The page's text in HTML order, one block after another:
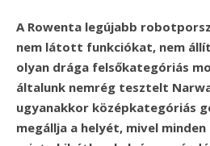
A Rowenta legújabb
nem látott funkciókat, nem
olyan drága felsőkategóriás
általunk nemrég tesztelt
ugyanakkor középkategóriás
megállja a helyét, mivel